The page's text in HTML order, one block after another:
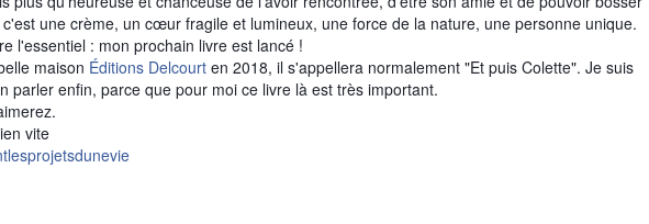
une crème, un cœur fragile et lumineux, une force de la nature, une personne unique.
l'essentiel : mon prochain livre est lancé !
maison Éditions Delcourt en 2018, il s'appellera normalement "Et puis Colette". Je suis
parler enfin, parce que pour moi ce livre là est très important.
vite
ojetsdunevie